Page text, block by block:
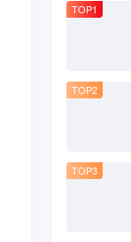
TOP1
TOP2
TOP3